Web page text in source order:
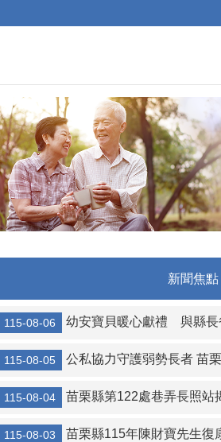
新聞焦點
115-08-06 幼安寶貝暖心獻禮 與縣長
115-08-05 公私協力守護弱勢長者 苗
115-08-04 苗栗縣第122處巷弄長照站
115-08-03 苗栗縣115年陳財寶先生復